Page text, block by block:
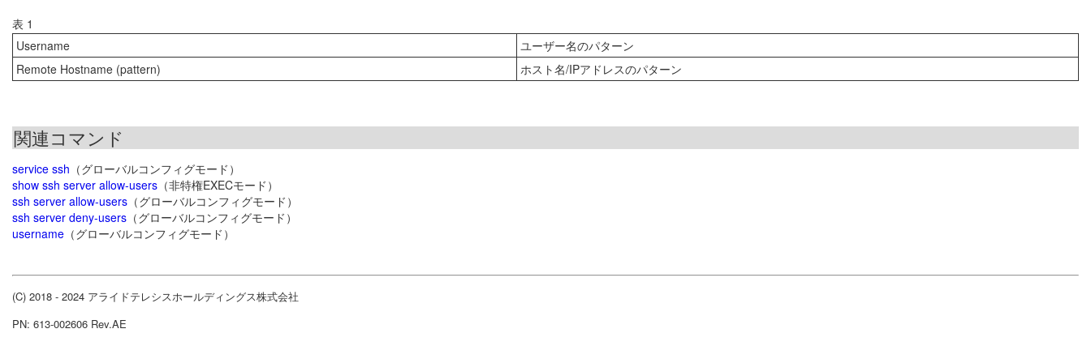
表 1
Username
ユーザー名のパターン
Remote Hostname (pattern)
ホスト名/IPアドレスのパターン
関連コマンド
service ssh （グローバルコンフィグモード）
show ssh server allow-users （非特権EXECモード）
ssh server allow-users （グローバルコンフィグモード）
ssh server deny-users （グローバルコンフィグモード）
username （グローバルコンフィグモード）
(C) 2018 - 2024 アライドテレシスホールディングス株式会社
PN: 613-002606 Rev.AE